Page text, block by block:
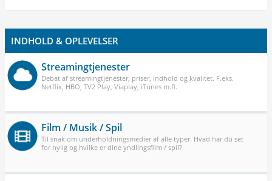
INDHOLD & OPLEVELSER
Streamingtjenester
Debat af streamingtjenester, priser, indhold og kvalitet. F.eks.
Netflix, HBO, TV2 Play, Viaplay, iTunes m.fl.
Film / Musik / Spil
Til snak om underholdningsmedier af alle typer. Hvad har du set
for nylig og hvilke er dine yndlingsfilm / spil?